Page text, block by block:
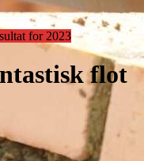
for 2023
flot